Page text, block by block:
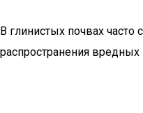
В глинистых почвах часто
распространения